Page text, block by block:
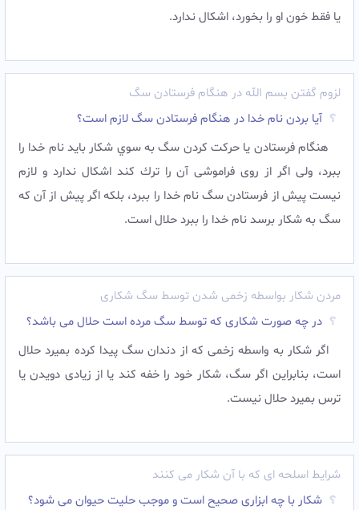
يا فقط خون او را بخورد، اشكال ندارد.
لزوم گفتن بسم الله در هنگام فرستادن سگ
آیا بردن نام خدا در هنگام فرستادن سگ لازم است؟
هنگام فرستادن يا حركت كردن سگ به سوي شكار بايد نام خدا را
ببرد، ولى اگر از روى فراموشى آن را ترك كند اشكال ندارد و لازم
نيست پيش از فرستادن سگ نام خدا را ببرد، بلكه اگر پيش از آن كه
سگ به شكار برسد نام خدا را ببرد حلال ‏است.
مردن شکار بواسطه زخمی شدن توسط سگ شکاری
در چه صورت شکاری که توسط سگ مرده است حلال می باشد؟
اگر شكار به واسطه زخمى كه از دندان سگ پيدا كرده بميرد حلال
است، بنابراين اگر سگ، شكار خود را خفه كند يا از زيادى دويدن يا
ترس بميرد حلال نيست.
شرایط اسلحه ای که با آن شکار می کنند
شکار با چه ابزاری صحیح است و موجب حلیت حیوان می شود؟